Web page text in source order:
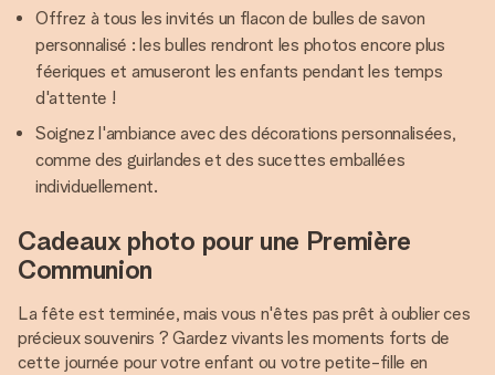
Offrez à tous les invités un flacon de bulles de savon
personnalisé : les bulles rendront les photos encore plus
féeriques et amuseront les enfants pendant les temps
d'attente !
Soignez l'ambiance avec des décorations personnalisées,
comme des guirlandes et des sucettes emballées
individuellement.
Cadeaux photo pour une Première
Communion
La fête est terminée, mais vous n'êtes pas prêt à oublier ces
précieux souvenirs ? Gardez vivants les moments forts de
cette journée pour votre enfant ou votre petite-fille en